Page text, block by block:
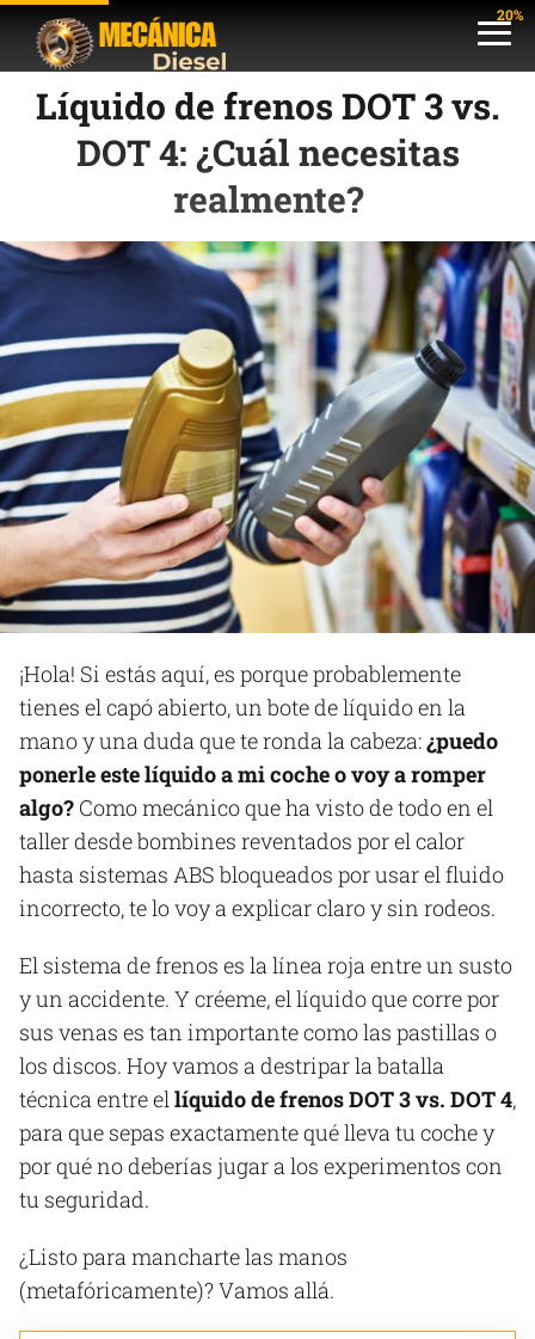
20%
Líquido de frenos DOT 3 vs.
DOT 4: ¿Cuál necesitas
realmente?
¡Hola! Si estás aquí, es porque probablemente
tienes el capó abierto, un bote de líquido en la
mano y una duda que te ronda la cabeza:¿puedo
ponerle este líquido a mi coche o voy a romper
algo? Como mecánico que ha visto de todo en el
taller desde bombines reventados por el calor
hasta sistemas ABS bloqueados por usar el fluido
incorrecto, te lo voy a explicar claro y sin rodeos.
El sistema de frenos es la línea roja entre un susto
y un accidente. Y créeme, el líquido que corre por
sus venas es tan importante como las pastillas o
los discos. Hoy vamos a destripar la batalla
técnica entre el líquido de frenos DOT 3 vs. DOT 4,
para que sepas exactamente qué lleva tu coche y
por qué no deberías jugar a los experimentos con
tu seguridad.
¿Listo para mancharte las manos
(metafóricamente)? Vamos allá.